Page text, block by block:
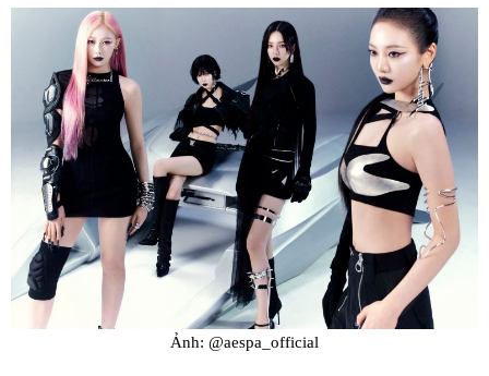
Ảnh: @aespa_official